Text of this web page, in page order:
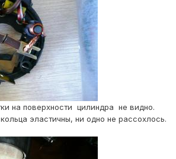
на поверхности цилиндра не видно.
эластичны, ни одно не рассохлось.